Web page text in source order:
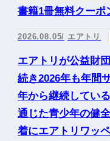
書籍1冊無料クーポ
2026.08.05 エアトリ
エアトリが公益財
続き2026年も年間
年から継続してい
通じた青少年の健
着にエアトリワッ